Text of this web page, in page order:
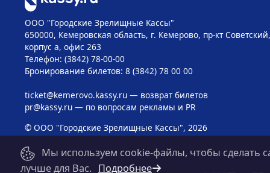
ООО "Городские Зрелищные Кассы"
650000, Кемеровская область, г. Кемерово, пр-кт
корпус а, офис 263
Телефон: (3842) 78-00-00
Бронирование билетов: 8 (3842) 78 00 00
ticket@kemerovo.kassy.ru— возврат билетов
pr@kassy.ru— по вопросам рекламы и PR
© ООО "Городские Зрелищные Кассы", 2026
Мы используем cookie-файлы, чтобы сделать
лучше для Вас. Подробнее